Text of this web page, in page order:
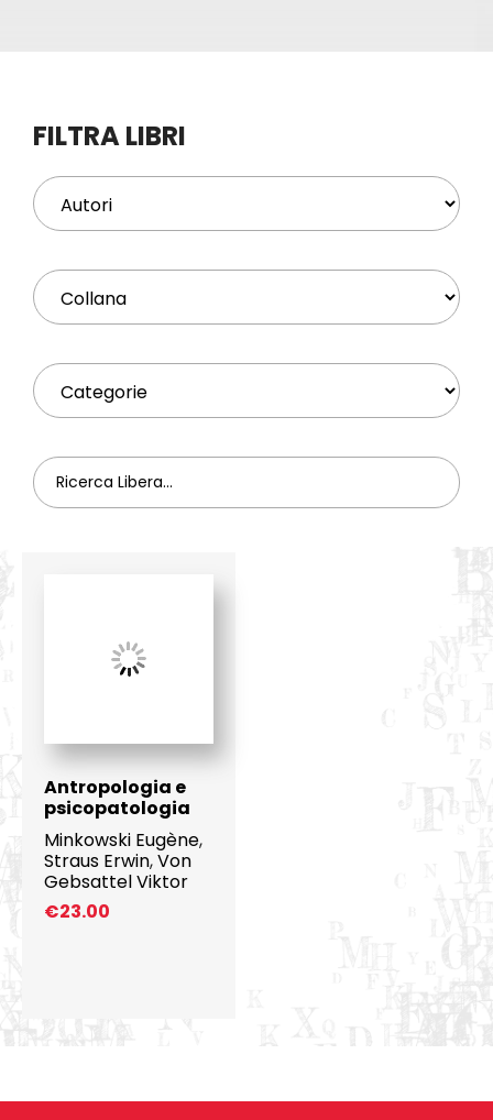
Profilo
FILTRA LIBRI
Antropologia e
psicopatologia
Minkowski Eugène,
Straus Erwin,Von
Gebsattel Viktor
€23.00